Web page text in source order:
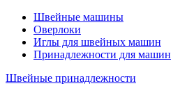
Швейные машины
Оверлоки
Иглы для швейных машин
Принадлежности для машин
Швейные принадлежности